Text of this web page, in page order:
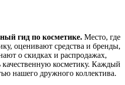
гид по косметике. Место, где
оценивают средства и бренды,
о скидках и распродажах,
качественную косметику. Каждый
нашего дружного коллектива.